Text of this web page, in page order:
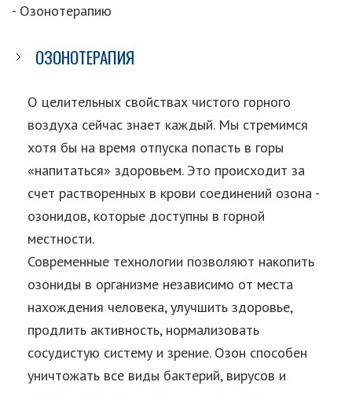
- Озонотерапию
ОЗОНОТЕРАПИЯ
О целительных свойствах чистого горного
воздуха сейчас знает каждый. Мы стремимся
хотя бы на время отпуска попасть в горы
«напитаться» здоровьем. Это происходит за
счет растворенных в крови соединений озона -
озонидов, которые доступны в горной
местности.
Современные технологии позволяют накопить
озониды в организме независимо от места
нахождения человека, улучшить здоровье,
продлить активность, нормализовать
сосудистую систему и зрение. Озон способен
уничтожать все виды бактерий, вирусов и